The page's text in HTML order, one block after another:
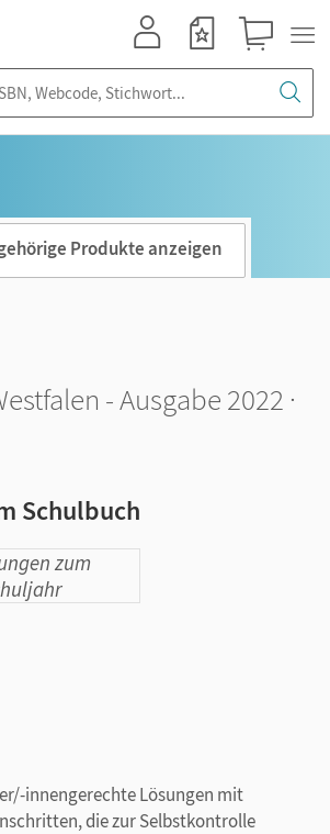
Produkte anzeigen
- Ausgabe 2022 ·
Schulbuch
innengerechte Lösungen mit
die zur Selbstkontrolle